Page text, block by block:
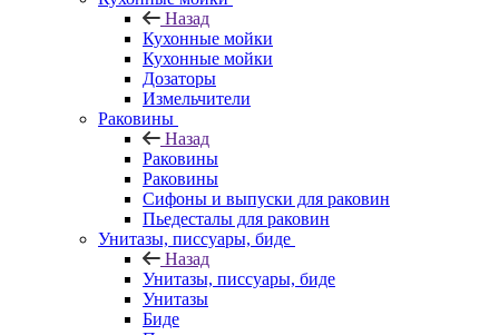
Назад
Кухонные мойки
Кухонные мойки
Дозаторы
Измельчители
Раковины
Назад
Раковины
Раковины
Сифоны и выпуски для раковин
Пьедесталы для раковин
Унитазы, писсуары, биде
Назад
Унитазы, писсуары, биде
Унитазы
Биде